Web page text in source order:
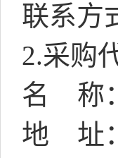
联系方
2.采购
名
称
地
址